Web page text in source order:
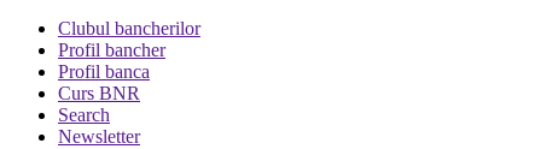
Clubul bancherilor
Profil bancher
Profil banca
Curs BNR
Search
Newsletter